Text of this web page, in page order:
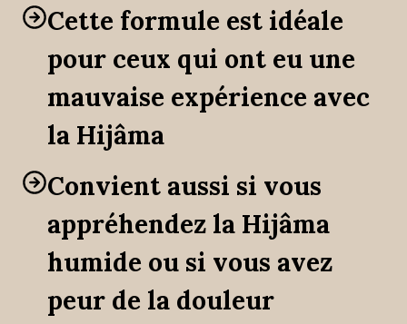
Cette formule est idéale
pour ceux qui ont eu une
mauvaise expérience avec
la Hijâma
Convient aussi si vous
appréhendez la Hijâma
humide ou si vous avez
peur de la douleur